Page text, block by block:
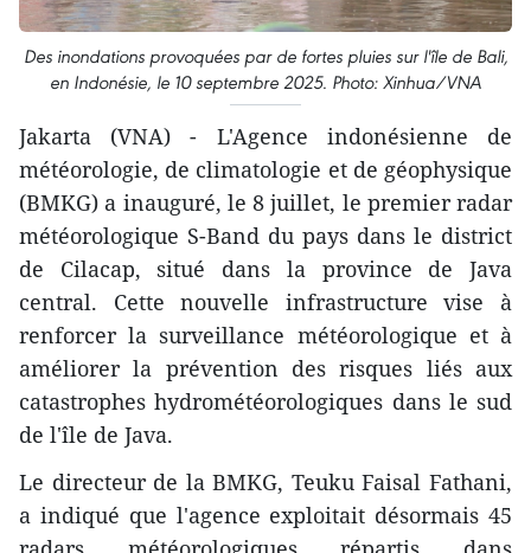
Des inondations provoquées par de fortes pluies sur l'île de Bali,
en Indonésie, le 10 septembre 2025. Photo: Xinhua/VNA
Jakarta (VNA) - L'Agence indonésienne de
météorologie, de climatologie et de géophysique
(BMKG) a inauguré, le 8 juillet, le premier radar
météorologique S-Band du pays dans le district
de Cilacap, situé dans la province de Java
central. Cette nouvelle infrastructure vise à
renforcer la surveillance météorologique et à
améliorer la prévention des risques liés aux
catastrophes hydrométéorologiques dans le sud
de l'île de Java.
Le directeur de la BMKG, Teuku Faisal Fathani,
a indiqué que l'agence exploitait désormais 45